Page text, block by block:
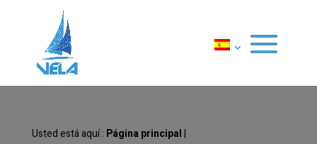
Usted está aquí : Página principal|